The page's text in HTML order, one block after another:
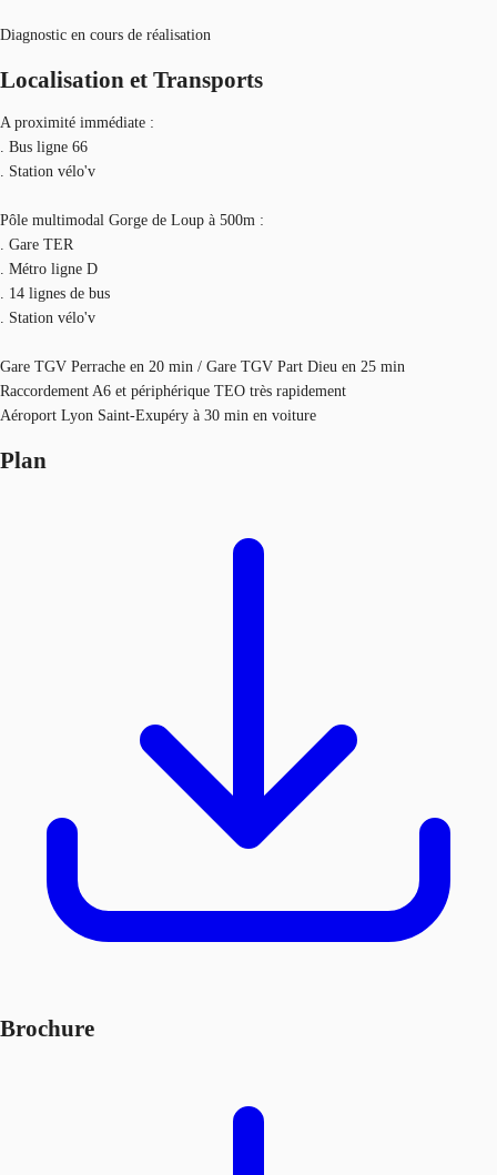
Diagnostic en cours de réalisation
Localisation et Transports
A proximité immédiate :
. Bus ligne 66
. Station vélo'v
Pôle multimodal Gorge de Loup à 500m :
. Gare TER
. Métro ligne D
. 14 lignes de bus
. Station vélo'v
Gare TGV Perrache en 20 min / Gare TGV Part Dieu en 25 min
Raccordement A6 et périphérique TEO très rapidement
Aéroport Lyon Saint-Exupéry à 30 min en voiture
Plan
Brochure